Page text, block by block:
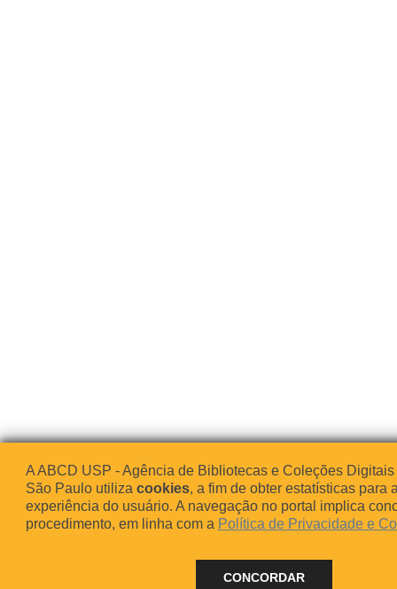
A ABCD USP - Agência de Bibliotecas e Coleções
São Paulo utiliza cookies, a fim de obter estatísticas para
experiência do usuário. A navegação no portal implica
procedimento, em linha com a Política de Privacidade e
CONCORDAR